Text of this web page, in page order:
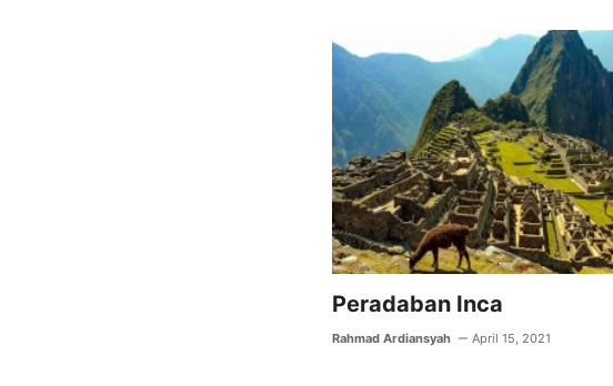
o
o
k
A
p
p
a
m
Peradaban Inca
Rahmad Ardiansyah April 15, 2021